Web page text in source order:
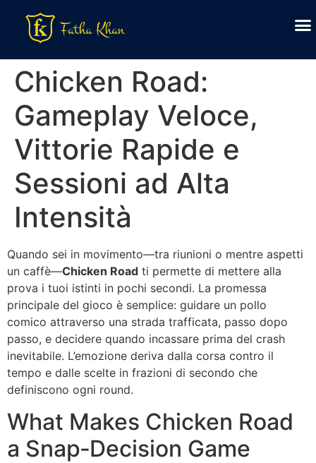
Chicken Road:
Gameplay Veloce,
Vittorie Rapide e
Sessioni ad Alta
Intensità
Quando sei in movimento—tra riunioni o mentre aspetti
un caffè—Chicken Road ti permette di mettere alla
prova i tuoi istinti in pochi secondi. La promessa
principale del gioco è semplice: guidare un pollo
comico attraverso una strada trafficata, passo dopo
passo, e decidere quando incassare prima del crash
inevitabile. L’emozione deriva dalla corsa contro il
tempo e dalle scelte in frazioni di secondo che
definiscono ogni round.
What Makes Chicken Road
a Snap‑Decision Game